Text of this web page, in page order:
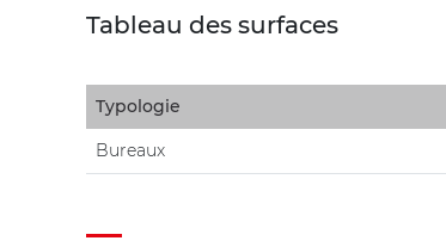
Tableau des surfaces
Typologie
Bureaux